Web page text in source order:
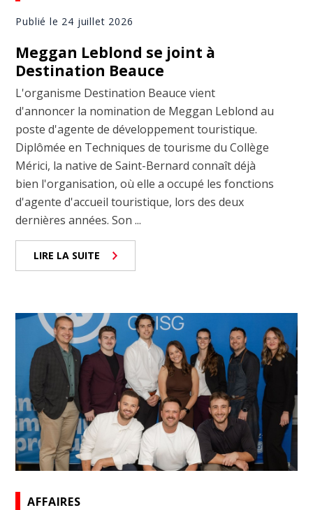
Publié le 24 juillet 2026
Meggan Leblond se joint à
Destination Beauce
L'organisme Destination Beauce vient
d'annoncer la nomination de Meggan Leblond au
poste d'agente de développement touristique.
Diplômée en Techniques de tourisme du Collège
Mérici, la native de Saint-Bernard connaît déjà
bien l'organisation, où elle a occupé les fonctions
d'agente d'accueil touristique, lors des deux
dernières années. Son ...
LIRE LA SUITE
AFFAIRES